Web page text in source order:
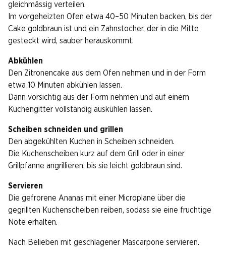
gleichmässig verteilen.
Im vorgeheizten Ofen etwa 40–50 Minuten backen, bis der
Cake goldbraun ist und ein Zahnstocher, der in die Mitte
gesteckt wird, sauber herauskommt.
Abkühlen
Den Zitronencake aus dem Ofen nehmen und in der Form
etwa 10 Minuten abkühlen lassen.
Dann vorsichtig aus der Form nehmen und auf einem
Kuchengitter vollständig auskühlen lassen.
Scheiben schneiden und grillen
Den abgekühlten Kuchen in Scheiben schneiden.
Die Kuchenscheiben kurz auf dem Grill oder in einer
Grillpfanne angrillieren, bis sie leicht goldbraun sind.
Servieren
Die gefrorene Ananas mit einer Microplane über die
gegrillten Kuchenscheiben reiben, sodass sie eine fruchtige
Note erhalten.
Nach Belieben mit geschlagener Mascarpone servieren.